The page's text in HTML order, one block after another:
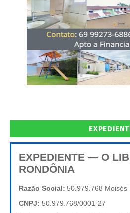
EXPEDIENTE — O
RONDÔNIA
Razão Social: 50.979.768 Moisés
CNPJ: 50.979.768/0001-27